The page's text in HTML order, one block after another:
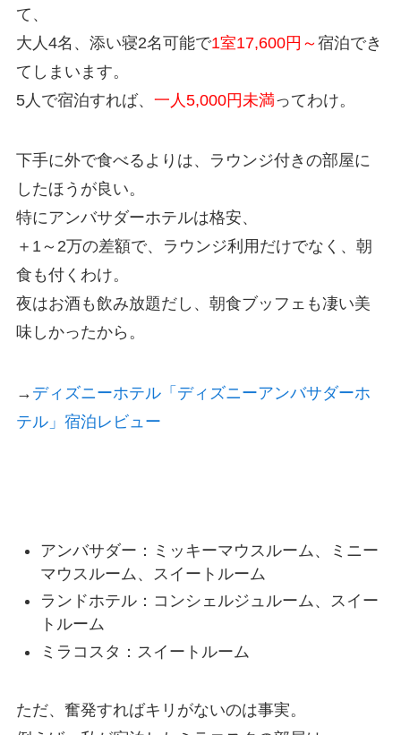
て、
大人4名、添い寝2名可能で1室17,600円～ 宿泊でき
てしまいます。
5人で宿泊すれば、 一人5,000円未満ってわけ。
下手に外で食べるよりは、ラウンジ付きの部屋に
したほうが良い。
特にアンバサダーホテルは格安、
＋1～2万の差額で、ラウンジ利用だけでなく、朝
食も付くわけ。
夜はお酒も飲み放題だし、朝食ブッフェも凄い美
味しかったから。
→ ディズニーホテル「ディズニーアンバサダーホ
テル」宿泊レビュー
アンバサダー：ミッキーマウスルーム、ミニー
マウスルーム、スイートルーム
ランドホテル：コンシェルジュルーム、スイー
トルーム
ミラコスタ：スイートルーム
ただ、奮発すればキリがないのは事実。